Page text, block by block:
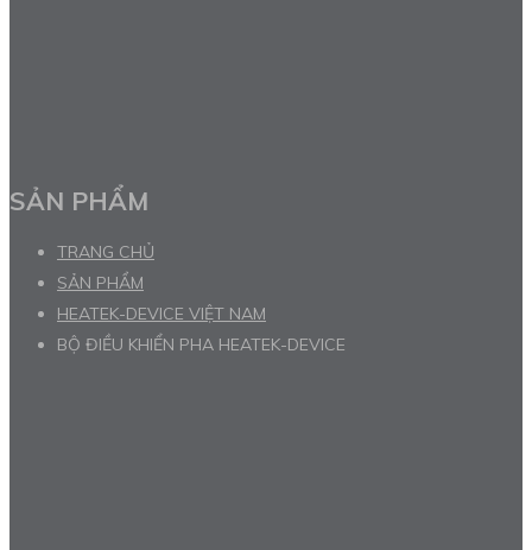
SẢN PHẨM
TRANG CHỦ
SẢN PHẨM
HEATEK-DEVICE VIỆT NAM
BỘ ĐIỀU KHIỂN PHA HEATEK-DEVICE